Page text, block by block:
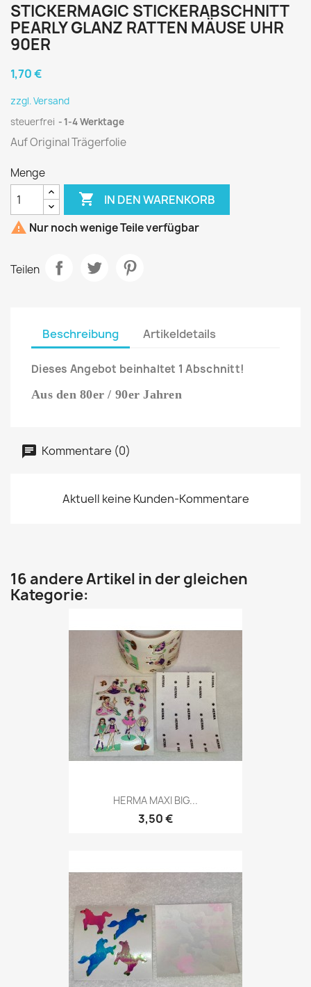
STICKERMAGIC STICKERABSCHNITT
PEARLY GLANZ RATTEN MÄUSE UHR
90ER
1,70 €
zzgl. Versand
steuerfrei
1-4 Werktage
Auf Original Trägerfolie
Menge
 IN DEN WARENKORB
 Nur noch wenige Teile verfügbar
Teilen
Beschreibung Artikeldetails
Dieses Angebot beinhaltet 1 Abschnitt!
Aus den 80er / 90er Jahren
Kommentare (0)
Aktuell keine Kunden-Kommentare
16 andere Artikel in der gleichen
Kategorie:
HERMA MAXI BIG...
3,50 €